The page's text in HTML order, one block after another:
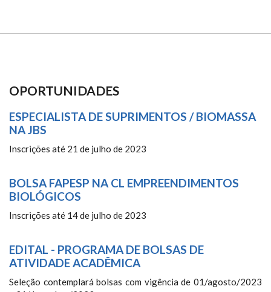
OPORTUNIDADES
ESPECIALISTA DE SUPRIMENTOS / BIOMASSA
NA JBS
Inscrições até 21 de julho de 2023
BOLSA FAPESP NA CL EMPREENDIMENTOS
BIOLÓGICOS
Inscrições até 14 de julho de 2023
EDITAL - PROGRAMA DE BOLSAS DE
ATIVIDADE ACADÊMICA
Seleção contemplará bolsas com vigência de 01/agosto/2023